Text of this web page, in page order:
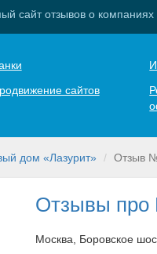
сайт отзывов о компаниях
сайтов
дом «Лазурит» Отзыв
Отзывы про
Москва, Боровское